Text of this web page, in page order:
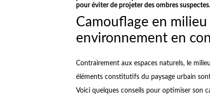
pour éviter de projeter des ombres suspectes.
Camouflage en milieu
environnement en
Contrairement aux espaces naturels, le
éléments constitutifs du paysage urbain
Voici quelques conseils pour optimiser son